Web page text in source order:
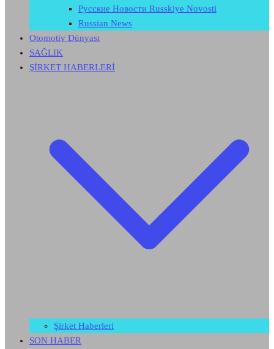
Русские Новости Russkiye Novosti
Russian News
Otomotiv Dünyası
SAĞLIK
ŞİRKET HABERLERİ
Şirket Haberleri
SON HABER